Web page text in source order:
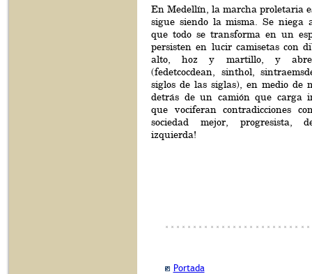
En Medellín, la marcha proletaria
sigue siendo la misma. Se niega
que todo se transforma en un
persisten en lucir camisetas con
alto, hoz y martillo, y
(fedetcocdean, sinthol,
siglos de las siglas), en medio de
detrás de un camión que carga
que vociferan contradicciones
sociedad mejor, progresista,
izquierda!
Portada